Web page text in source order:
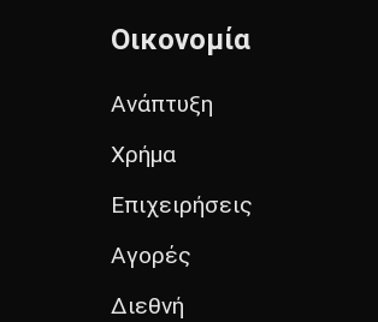
Οικονομία
Ανάπτυξη
Χρήμα
Επιχειρήσεις
Αγορές
Διεθνή